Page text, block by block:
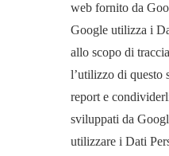
web fornito da
Google utilizza i
allo scopo di
l’utilizzo di questo
report e
sviluppati da
utilizzare i Dati